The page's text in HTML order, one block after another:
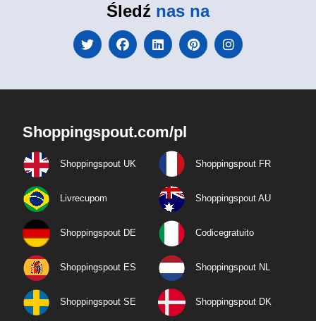
Śledź nas na
Shoppingspout.com/pl
Shoppingspout UK Shoppingspout FR
Livrecupom Shoppingspout AU
Shoppingspout DE Codicegratuito
Shoppingspout ES Shoppingspout NL
Shoppingspout SE Shoppingspout DK